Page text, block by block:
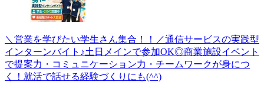
＼営業を学びたい学生さん集合！！／通信サービスの実践型
インターンバイト♪土日メインで参加OK◎商業施設イベント
で提案力・コミュニケーション力・チームワークが身につ
く！就活で話せる経験づくりにも(^^)